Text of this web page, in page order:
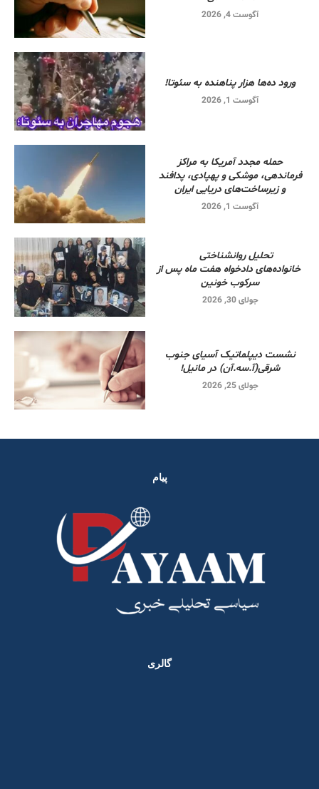
آگوست 4, 2026
ورود ده‌ها هزار پناهنده به سئوتا!
آگوست 1, 2026
حمله مجدد آمریکا به مراکز
فرماندهی، موشکی و پهپادی، پدافند
و زیرساخت‌های دریایی ایران
آگوست 1, 2026
تحلیل روانشناختی
خانواده‌های دادخواه هفت ماه پس از
سرکوب خونین
جولای 30, 2026
نشست دیپلماتیک آسیای جنوب
شرقی‌(آ.سه.آن) در مانیل!
جولای 25, 2026
پیام
گالری